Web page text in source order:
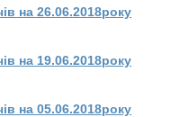
на 26.06.2018року
на 19.06.2018року
на 05.06.2018року